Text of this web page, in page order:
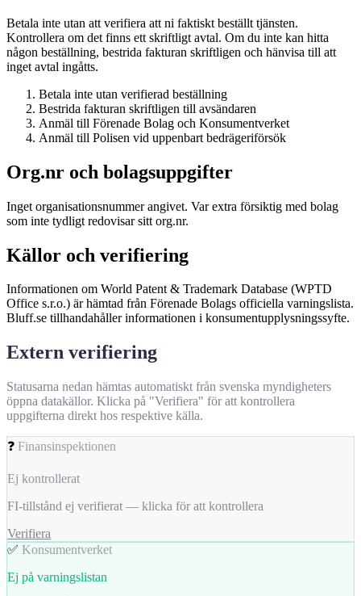
Betala inte utan att verifiera att ni faktiskt beställt tjänsten.
Kontrollera om det finns ett skriftligt avtal. Om du inte kan hitta
någon beställning, bestrida fakturan skriftligen och hänvisa till att
inget avtal ingåtts.
Betala inte utan verifierad beställning
Bestrida fakturan skriftligen till avsändaren
Anmäl till Förenade Bolag och Konsumentverket
Anmäl till Polisen vid uppenbart bedrägeriförsök
Org.nr och bolagsuppgifter
Inget organisationsnummer angivet. Var extra försiktig med bolag
som inte tydligt redovisar sitt org.nr.
Källor och verifiering
Informationen om World Patent & Trademark Database (WPTD
Office s.r.o.) är hämtad från Förenade Bolags officiella varningslista.
Bluff.se tillhandahåller informationen i konsumentupplysningssyfte.
Extern verifiering
Statusarna nedan hämtas automatiskt från svenska myndigheters
öppna datakällor. Klicka på "Verifiera" för att kontrollera
uppgifterna direkt hos respektive källa.
❓ Finansinspektionen
Ej kontrollerat
FI-tillstånd ej verifierat — klicka för att kontrollera
Verifiera
✅ Konsumentverket
Ej på varningslistan